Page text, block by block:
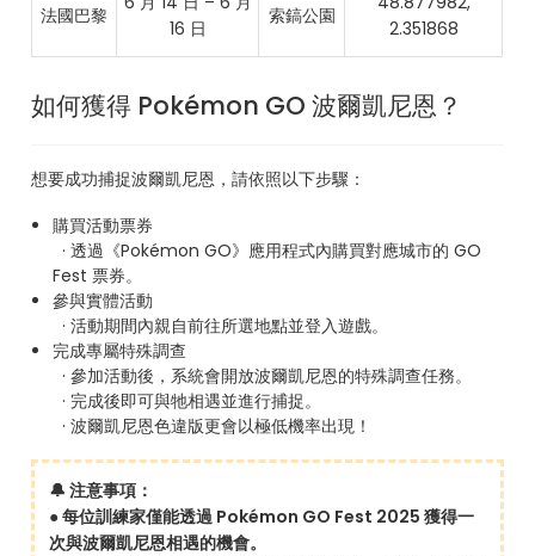
法國巴黎
16 日
索鎬公園
2.351868
如何獲得 Pokémon GO 波爾凱尼恩？
想要成功捕捉波爾凱尼恩，請依照以下步驟：
購買活動票券
· 透過《Pokémon GO》應用程式內購買對應城市的 GO
Fest 票券。
參與實體活動
· 活動期間內親自前往所選地點並登入遊戲。
完成專屬特殊調查
· 參加活動後，系統會開放波爾凱尼恩的特殊調查任務。
· 完成後即可與牠相遇並進行捕捉。
· 波爾凱尼恩色違版更會以極低機率出現！
🔔 注意事項：
● 每位訓練家僅能透過 Pokémon GO Fest 2025 獲得一
次與波爾凱尼恩相遇的機會。